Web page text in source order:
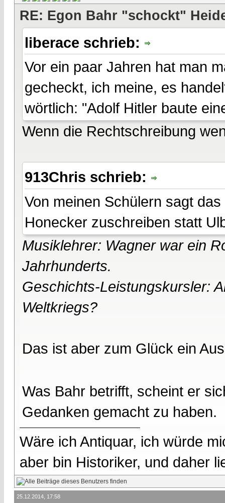
RE: Egon Bahr "schockt"
liberace schrieb:
Vor ein paar Jahren hat man
gecheckt, ich meine, es
wörtlich: "Adolf Hitler baute
Wenn die Rechtschreibung
913Chris schrieb:
Von meinen Schülern sagt
Honecker zuschreiben statt
Musiklehrer: Wagner war ein
Jahrhunderts.
Geschichts-Leistungskursler:
Weltkriegs?
Das ist aber zum Glück ein
Was Bahr betrifft, scheint er
Gedanken gemacht zu haben.
Wäre ich Antiquar, ich würde
aber bin Historiker, und daher
25.12.2014, 17:58